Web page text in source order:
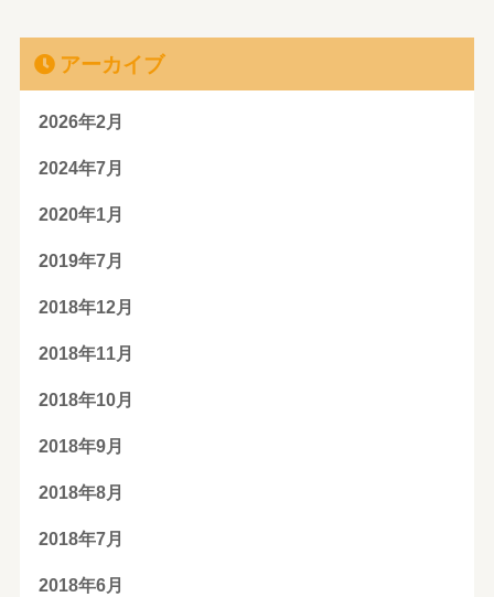
アーカイブ
2026年2月
2024年7月
2020年1月
2019年7月
2018年12月
2018年11月
2018年10月
2018年9月
2018年8月
2018年7月
2018年6月